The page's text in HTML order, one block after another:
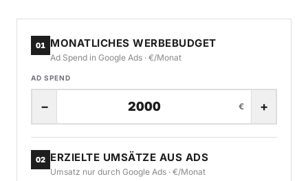
01 MONATLICHES WERBEBUDGET
Ad Spend in Google Ads · €/Monat
AD SPEND
− € +
02 ERZIELTE UMSÄTZE AUS ADS
Umsatz nur durch Google Ads · €/Monat